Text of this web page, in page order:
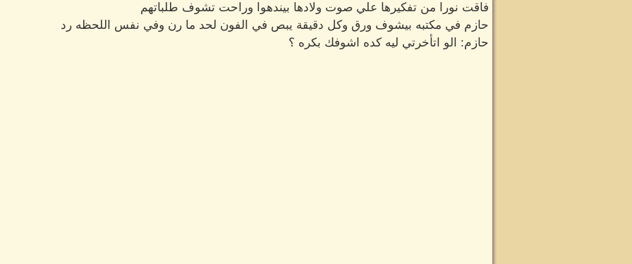
فاقت نورا من تفكيرها علي صوت ولادها بيندهوا وراحت تشوف طلباتهم
حازم في مكتبه بيشوف ورق وكل دقيقة يبص في الفون لحد ما رن وفي نفس اللحظه رد
حازم: الو اتأخرتي ليه كده اشوفك بكره ؟